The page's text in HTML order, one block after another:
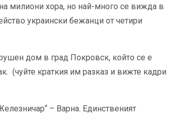
милиони хора, но най-много се вижда в
украински бежанци от четири
дом в град Покровск, който се е
(чуйте краткия им разказ и вижте кадри
– Варна. Единственият